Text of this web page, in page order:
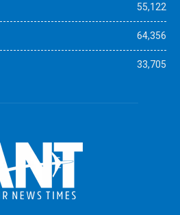
55,122
64,356
33,705